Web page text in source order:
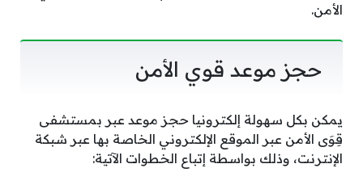
الأمن.
حجز موعد قوي الأمن
يمكن بكل سهولة إلكترونيا حجز موعد عبر بمستشفى
قِوَى الأمن عبر الموقع الإلكتروني الخاصة بها عبر شبكة
الإنترنت، وذلك بواسطة إتباع الخطوات الآتية: